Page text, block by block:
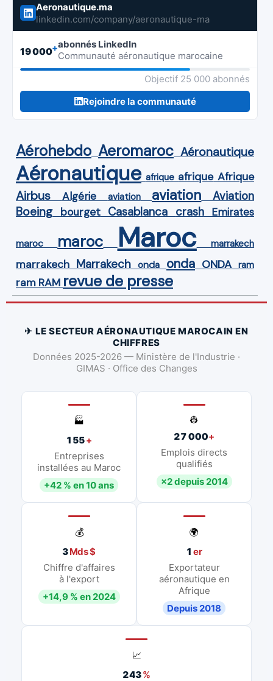
Aeronautique.ma
linkedin.com/company/aeronautique-ma
19 000+abonnés LinkedIn
Communauté aéronautique marocaine
Objectif 25 000 abonnés
Rejoindre la communauté
Aérohebdo Aeromaroc Aéronautique
Aéronautique afrique afrique Afrique
Airbus Algérie aviation aviation Aviation
Boeing bourget Casablanca crash Emirates
maroc maroc Maroc marrakech
marrakech Marrakech onda onda ONDA ram
ram RAM revue de presse
✈ LE SECTEUR AÉRONAUTIQUE MAROCAIN EN
CHIFFRES
Données 2025-2026 — Ministère de l'Industrie ·
GIMAS · Office des Changes
🏭
155+
Entreprises
installées au Maroc
+42 % en 10 ans
👷
27 000+
Emplois directs
qualifiés
×2 depuis 2014
💰
3Mds $
Chiffre d'affaires
à l'export
+14,9 % en 2024
🌍
1 er
Exportateur
aéronautique en
Afrique
Depuis 2018
📈
243%